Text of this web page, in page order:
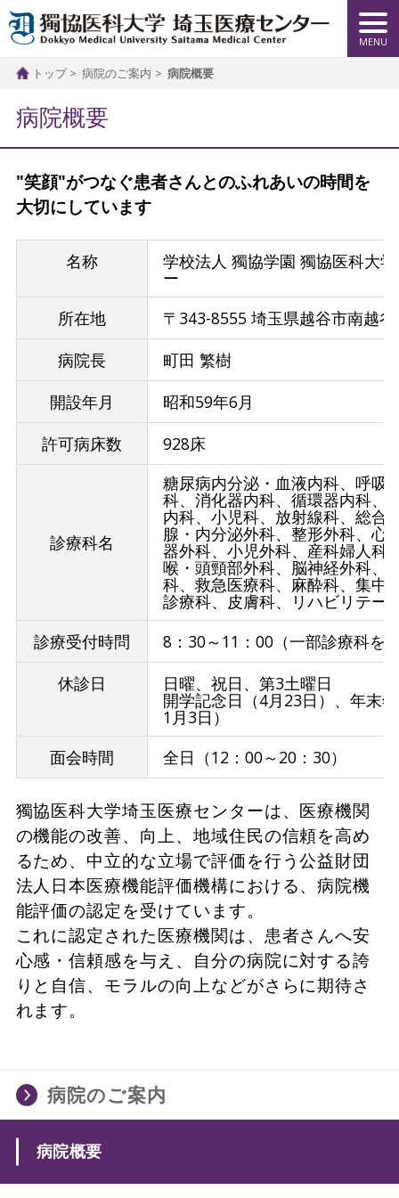
トップ 病院のご案内 病院概要
病院概要
"笑顔"がつなぐ患者さんとのふれあいの時間を
大切にしています
名称 学校法人 獨協学園 獨協医科大
ー
所在地
〒343-8555 埼玉県越谷市南越
病院長
町田 繁樹
開設年月
昭和59年6月
許可病床数
928床
診療科名
糖尿病内分泌・血液内科、呼吸
科、消化器内科、循環器内科、
内科、小児科、放射線科、総合
腺・内分泌外科、整形外科、心
器外科、小児外科、産科婦人科
喉・頭頸部外科、脳神経外科、
科、救急医療科、麻酔科、集中
診療科、皮膚科、リハビリテー
診療受付時問
8：30～11：00（一部診療科を
休診日
日曜、祝日、第3土曜日
開学記念日（4月23日）、年末
1月3日）
面会時間
全日（12：00～20：30）
獨協医科大学埼玉医療センターは、医療機関
の機能の改善、向上、地域住民の信頼を高め
るため、中立的な立場で評価を行う公益財団
法人日本医療機能評価機構における、病院機
能評価の認定を受けています。
これに認定された医療機関は、患者さんへ安
心感・信頼感を与え、自分の病院に対する誇
りと自信、モラルの向上などがさらに期待さ
れます。
病院のご案内
病院概要